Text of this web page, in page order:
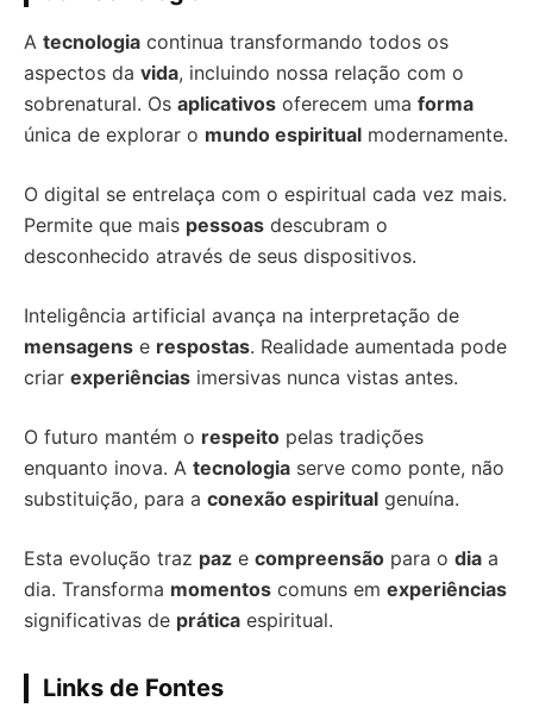
A tecnologia continua transformando todos os
aspectos da vida, incluindo nossa relação com o
sobrenatural. Os aplicativos oferecem uma forma
única de explorar o mundo espiritual modernamente.
O digital se entrelaça com o espiritual cada vez mais.
Permite que mais pessoas descubram o
desconhecido através de seus dispositivos.
Inteligência artificial avança na interpretação de
mensagens e respostas. Realidade aumentada pode
criar experiências imersivas nunca vistas antes.
O futuro mantém o respeito pelas tradições
enquanto inova. A tecnologia serve como ponte, não
substituição, para a conexão espiritual genuína.
Esta evolução traz paz e compreensão para o dia a
dia. Transforma momentos comuns em experiências
significativas de prática espiritual.
Links de Fontes